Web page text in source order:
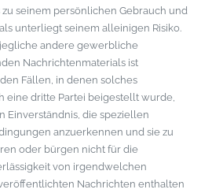
seinem persönlichen Gebrauch und
unterliegt seinem alleinigen Risiko.
andere gewerbliche
Nachrichtenmaterials ist
Fällen, in denen solches
eine dritte Partei beigestellt wurde,
Einverständnis, die speziellen
anzuerkennen und sie zu
oder bürgen nicht für die
von irgendwelchen
Nachrichten enthalten